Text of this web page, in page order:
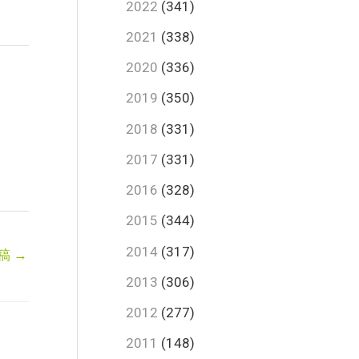
→
2022 (341)
2021 (338)
2020 (336)
2019 (350)
2018 (331)
2017 (331)
2016 (328)
2015 (344)
2014 (317)
2013 (306)
2012 (277)
2011 (148)